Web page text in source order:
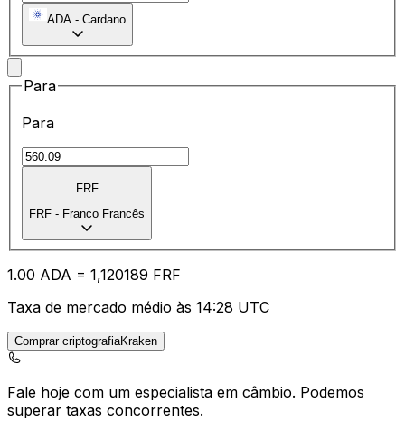
ADA - Cardano
Para
Para
FRF
FRF - Franco Francês
1.00 ADA = 1,120189 FRF
Taxa de mercado médio às 14:28 UTC
Comprar criptografiaKraken
Fale hoje com um especialista em câmbio. Podemos
superar taxas concorrentes.